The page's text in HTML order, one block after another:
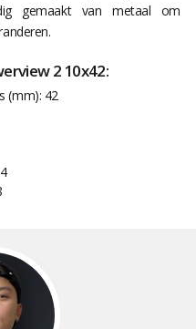
gemaakt van metaal om
2 10x42:
(mm): 42